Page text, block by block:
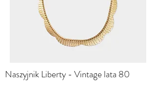
Naszyjnik Liberty - Vintage lata 80